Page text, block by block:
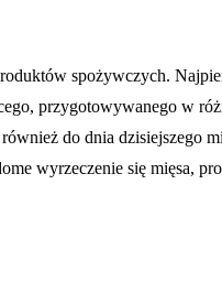
spożywczych.
przygotowywanego
do dnia dzisiejszego
wyrzeczenie się mięsa,